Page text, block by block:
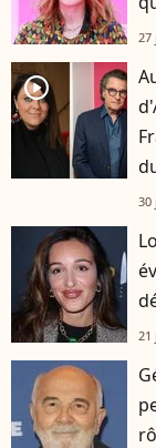
27
player2
30
21